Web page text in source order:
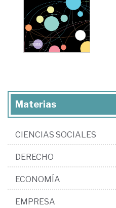
Materias
CIENCIAS SOCIALES
DERECHO
ECONOMÍA
EMPRESA